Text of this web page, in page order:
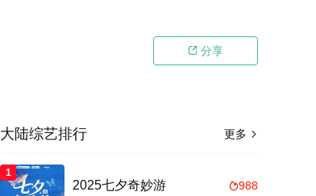
 分享
更多 
大陆综艺排行
1
988
2025七夕奇妙游